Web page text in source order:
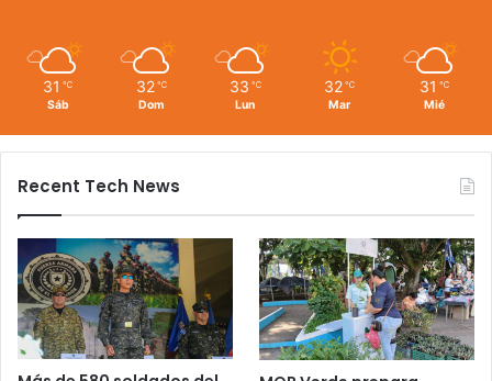
31 ℃
Sáb
32 ℃
Dom
33 ℃
Lun
32 ℃
Mar
31 ℃
Mié
Recent Tech News